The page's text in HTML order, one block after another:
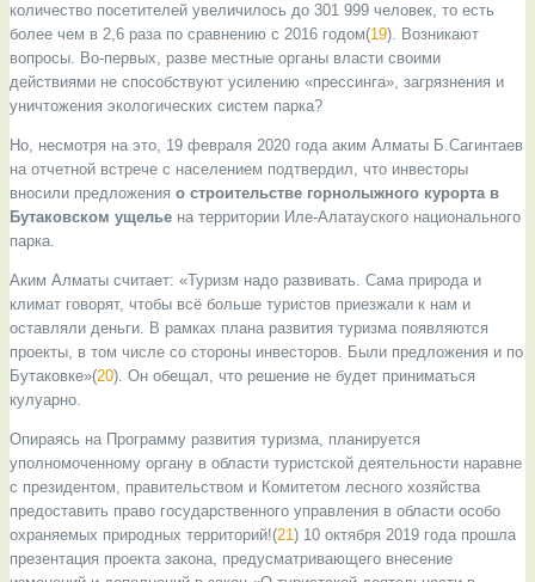
количество посетителей увеличилось до 301 999 человек, то есть
более чем в 2,6 раза по сравнению с 2016 годом(19). Возникают
вопросы. Во-первых, разве местные органы власти своими
действиями не способствуют усилению «прессинга», загрязнения и
уничтожения экологических систем парка?
Но, несмотря на это, 19 февраля 2020 года аким Алматы Б.Сагинтаев
на отчетной встрече с населением подтвердил, что инвесторы
вносили предложения о строительстве горнолыжного курорта в
Бутаковском ущелье на территории Иле-Алатауского национального
парка.
Аким Алматы считает: «Туризм надо развивать. Сама природа и
климат говорят, чтобы всё больше туристов приезжали к нам и
оставляли деньги. В рамках плана развития туризма появляются
проекты, в том числе со стороны инвесторов. Были предложения и по
Бутаковке»(20). Он обещал, что решение не будет приниматься
кулуарно.
Опираясь на Программу развития туризма, планируется
уполномоченному органу в области туристской деятельности наравне
с президентом, правительством и Комитетом лесного хозяйства
предоставить право государственного управления в области особо
охраняемых природных территорий!(21) 10 октября 2019 года прошла
презентация проекта закона, предусматривающего внесение